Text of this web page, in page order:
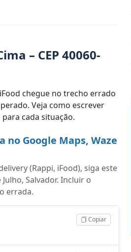
– CEP 40060-
chegue no trecho errado
Veja como escrever
para cada situação.
no Google Maps, Waze
(Rappi, iFood), siga este
Salvador. Incluir o
errada.
Copiar